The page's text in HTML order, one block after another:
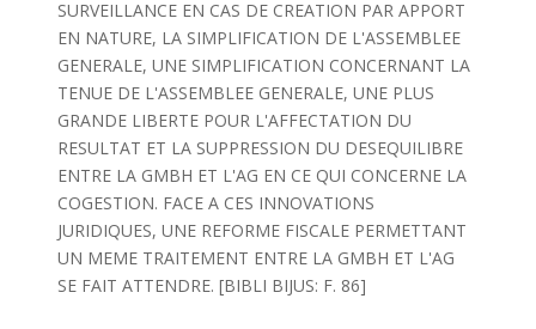
SURVEILLANCE EN CAS DE CREATION PAR APPORT
EN NATURE, LA SIMPLIFICATION DE L'ASSEMBLEE
GENERALE, UNE SIMPLIFICATION CONCERNANT LA
TENUE DE L'ASSEMBLEE GENERALE, UNE PLUS
GRANDE LIBERTE POUR L'AFFECTATION DU
RESULTAT ET LA SUPPRESSION DU DESEQUILIBRE
ENTRE LA GMBH ET L'AG EN CE QUI CONCERNE LA
COGESTION. FACE A CES INNOVATIONS
JURIDIQUES, UNE REFORME FISCALE PERMETTANT
UN MEME TRAITEMENT ENTRE LA GMBH ET L'AG
SE FAIT ATTENDRE. [BIBLI BIJUS: F. 86]